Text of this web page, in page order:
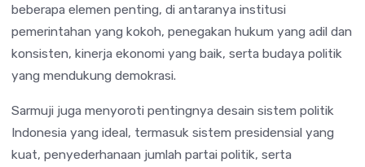
beberapa elemen penting, di antaranya institusi
pemerintahan yang kokoh, penegakan hukum yang adil dan
konsisten, kinerja ekonomi yang baik, serta budaya politik
yang mendukung demokrasi.
Sarmuji juga menyoroti pentingnya desain sistem politik
Indonesia yang ideal, termasuk sistem presidensial yang
kuat, penyederhanaan jumlah partai politik, serta